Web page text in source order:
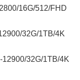
16G/512/FHD
32G/1TB/4K
32G/1TB/4K